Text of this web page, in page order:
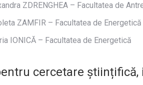
ZDRENGHEA – Facultatea de
ZAMFIR – Facultatea de Energetică
IONICĂ – Facultatea de Energetică
cercetare